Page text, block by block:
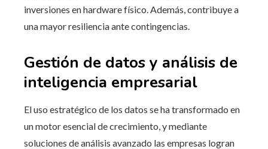
inversiones en hardware físico. Además, contribuye a
una mayor resiliencia ante contingencias.
Gestión de datos y análisis de
inteligencia empresarial
El uso estratégico de los datos se ha transformado en
un motor esencial de crecimiento, y mediante
soluciones de análisis avanzado las empresas logran